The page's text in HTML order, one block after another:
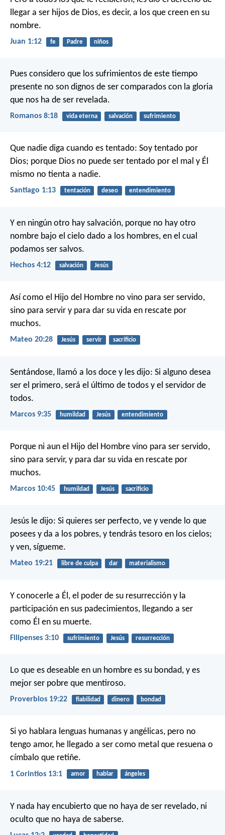
llegar a ser hijos de Dios, es decir, a los que creen en su
nombre.
Juan 1:12 fe Padre niños
Pues considero que los sufrimientos de este tiempo
presente no son dignos de ser comparados con la gloria
que nos ha de ser revelada.
Romanos 8:18 vida eterna salvación sufrimiento
Que nadie diga cuando es tentado: Soy tentado por
Dios; porque Dios no puede ser tentado por el mal y Él
mismo no tienta a nadie.
Santiago 1:13 tentación deseo entendimiento
Y en ningún otro hay salvación, porque no hay otro
nombre bajo el cielo dado a los hombres, en el cual
podamos ser salvos.
Hechos 4:12 salvación Jesús
Así como el Hijo del Hombre no vino para ser servido,
sino para servir y para dar su vida en rescate por
muchos.
Mateo 20:28 Jesús servir sacrificio
Sentándose, llamó a los doce y les dijo: Si alguno desea
ser el primero, será el último de todos y el servidor de
todos.
Marcos 9:35 humildad Jesús entendimiento
Porque ni aun el Hijo del Hombre vino para ser servido,
sino para servir, y para dar su vida en rescate por
muchos.
Marcos 10:45 humildad Jesús sacrificio
Jesús le dijo: Si quieres ser perfecto, ve y vende lo que
posees y da a los pobres, y tendrás tesoro en los cielos;
y ven, sígueme.
Mateo 19:21 libre de culpa dar materialismo
Y conocerle a Él, el poder de su resurrección y la
participación en sus padecimientos, llegando a ser
como Él en su muerte.
Filipenses 3:10 sufrimiento Jesús resurrección
Lo que es deseable en un hombre es su bondad, y es
mejor ser pobre que mentiroso.
Proverbios 19:22 fiabilidad dinero bondad
Si yo hablara lenguas humanas y angélicas, pero no
tengo amor, he llegado a ser como metal que resuena o
címbalo que retiñe.
1 Corintios 13:1 amor hablar ángeles
Y nada hay encubierto que no haya de ser revelado, ni
oculto que no haya de saberse.